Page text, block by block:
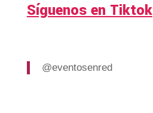
Síguenos en Tiktok
@eventosenred